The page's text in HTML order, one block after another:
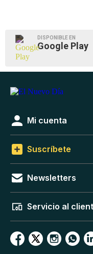
DISPONIBLE EN
Google Play
Mi cuenta
Suscríbete
Newsletters
Servicio al